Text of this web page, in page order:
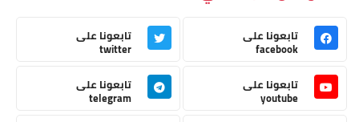
تابعونا على
facebook
تابعونا على
twitter
تابعونا على
youtube
تابعونا على
telegram